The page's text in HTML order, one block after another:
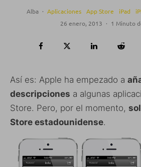
Alba · Aplicaciones App Store iPad
26 enero, 2013 · 1 Minuto
Así es: Apple ha empezado a
descripciones a algunas
Store. Pero, por el momento,
Store estadounidense.